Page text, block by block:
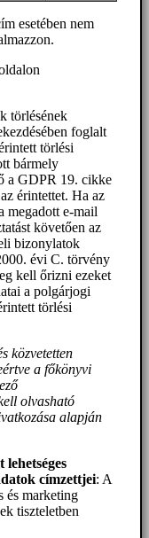
esetében nem
törlésének
foglalt
törlési
bármely
a GDPR 19. cikke
érintettet. Ha az
megadott e-mail
követően az
bizonylatok
évi C. törvény
kell őrizni ezeket
a polgárjogi
törlési
közvetetten
a főkönyvi
olvasható
alapján
lehetséges
címzettjei: A
és marketing
tiszteletben